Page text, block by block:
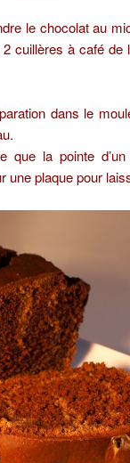
le chocolat au
cuillères à café de
dans le
que la pointe
une plaque pour